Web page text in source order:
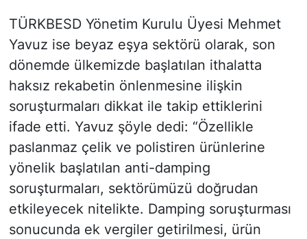
TÜRKBESD Yönetim Kurulu Üyesi Mehmet
Yavuz ise beyaz eşya sektörü olarak, son
dönemde ülkemizde başlatılan ithalatta
haksız rekabetin önlenmesine ilişkin
soruşturmaları dikkat ile takip ettiklerini
ifade etti. Yavuz şöyle dedi: “Özellikle
paslanmaz çelik ve polistiren ürünlerine
yönelik başlatılan anti-damping
soruşturmaları, sektörümüzü doğrudan
etkileyecek nitelikte. Damping soruşturması
sonucunda ek vergiler getirilmesi, ürün